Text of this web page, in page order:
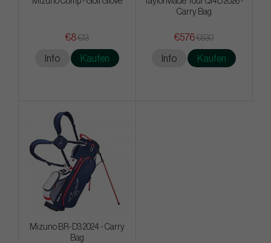
€8€13
Info Kaufen
Carry Bag
€576€630
Info Kaufen
Mizuno BR-D3 2024 - Carry
Bag